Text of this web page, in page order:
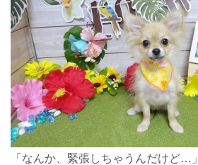
「なんか、緊張しちゃうんだけど…」